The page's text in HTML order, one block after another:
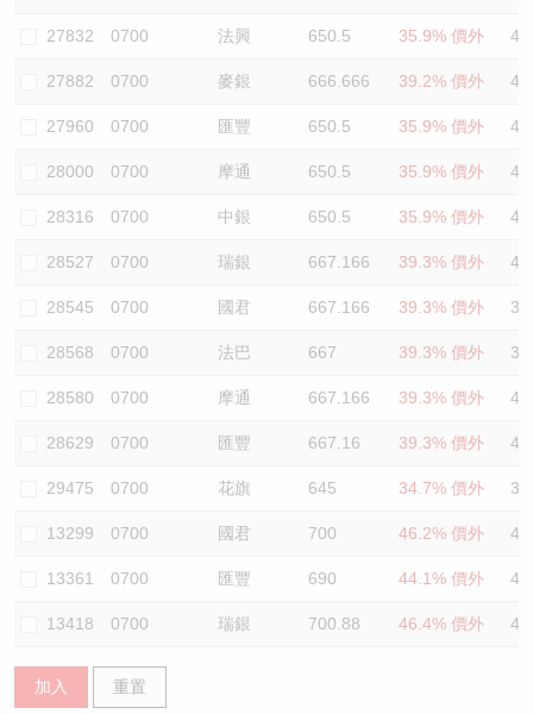
27832 0700 法興 650.5 35.9% 價外 42
27882 0700 麥銀 666.666 39.2% 價外
27960 0700 匯豐 650.5 35.9% 價外
28000 0700 摩通 650.5 35.9% 價外
28316 0700 中銀 650.5 35.9% 價外
28527 0700 瑞銀 667.166 39.3% 價外
28545 0700 國君 667.166 39.3% 價外
28568 0700 法巴 667 39.3% 價外
28580 0700 摩通 667.166 39.3% 價外
28629 0700 匯豐 667.16 39.3% 價外
29475 0700 花旗 645 34.7% 價外
13299 0700 國君 700 46.2% 價外
13361 0700 匯豐 690 44.1% 價外
13418 0700 瑞銀 700.88 46.4% 價外 41
加入 重置